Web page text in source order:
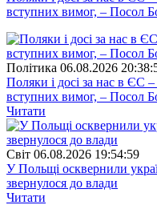
вступних вимог, – Посол
Полiтика 06.08.2026
Поляки і досі за нас в ЄС
вступних вимог, – Посол
Читати
Свiт 06.08.2026 19:54:59
У Польщі осквернили
звернулося до влади
Читати